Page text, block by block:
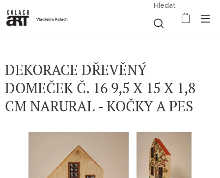
Vladimíra Kalach
Hledat
DEKORACE DŘEVĚNÝ
DOMEČEK Č. 16 9,5 X 15 X 1,8
CM NARURAL - KOČKY A PES